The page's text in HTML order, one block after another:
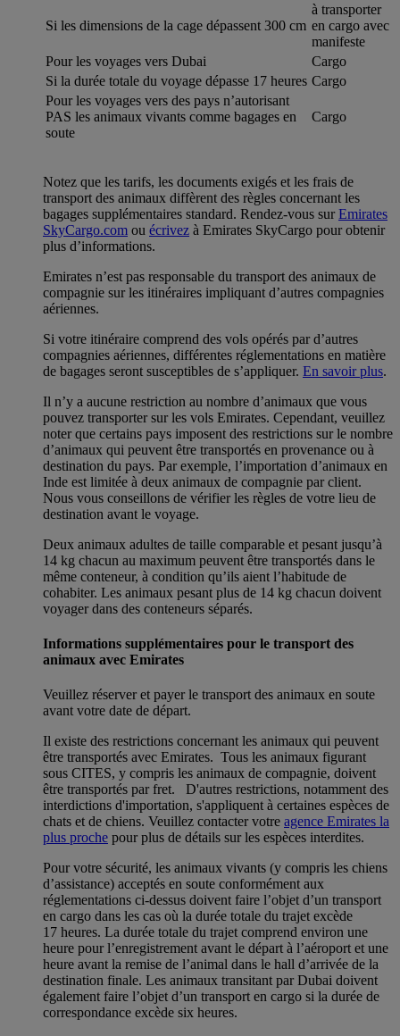
Si les dimensions de la cage dépassent 300 cm
à transporter
en cargo avec
manifeste
Pour les voyages vers Dubai
Cargo
Si la durée totale du voyage dépasse 17 heures Cargo
Pour les voyages vers des pays n’autorisant
PAS les animaux vivants comme bagages en
soute
Cargo
Notez que les tarifs, les documents exigés et les frais de
transport des animaux diffèrent des règles concernant les
bagages supplémentaires standard. Rendez-vous surEmirates
SkyCargo.com ou écrivez à Emirates SkyCargo pour obtenir
plus d’informations.
Emirates n’est pas responsable du transport des animaux de
compagnie sur les itinéraires impliquant d’autres compagnies
aériennes.
Si votre itinéraire comprend des vols opérés par d’autres
compagnies aériennes, différentes réglementations en matière
de bagages seront susceptibles de s’appliquer. En savoir plus.
Il n’y a aucune restriction au nombre d’animaux que vous
pouvez transporter sur les vols Emirates. Cependant, veuillez
noter que certains pays imposent des restrictions sur le nombre
d’animaux qui peuvent être transportés en provenance ou à
destination du pays. Par exemple, l’importation d’animaux en
Inde est limitée à deux animaux de compagnie par client.
Nous vous conseillons de vérifier les règles de votre lieu de
destination avant le voyage.
Deux animaux adultes de taille comparable et pesant jusqu’à
14 kg chacun au maximum peuvent être transportés dans le
même conteneur, à condition qu’ils aient l’habitude de
cohabiter. Les animaux pesant plus de 14 kg chacun doivent
voyager dans des conteneurs séparés.
Informations supplémentaires pour le transport des
animaux avec Emirates
Veuillez réserver et payer le transport des animaux en soute
avant votre date de départ.
Il existe des restrictions concernant les animaux qui peuvent
être transportés avec Emirates. Tous les animaux figurant
sous CITES, y compris les animaux de compagnie, doivent
être transportés par fret. D'autres restrictions, notamment des
interdictions d'importation, s'appliquent à certaines espèces de
chats et de chiens. Veuillez contacter votre agence Emirates la
plus proche pour plus de détails sur les espèces interdites.
Pour votre sécurité, les animaux vivants (y compris les chiens
d’assistance) acceptés en soute conformément aux
réglementations ci-dessus doivent faire l’objet d’un transport
en cargo dans les cas où la durée totale du trajet excède
17 heures. La durée totale du trajet comprend environ une
heure pour l’enregistrement avant le départ à l’aéroport et une
heure avant la remise de l’animal dans le hall d’arrivée de la
destination finale. Les animaux transitant par Dubai doivent
également faire l’objet d’un transport en cargo si la durée de
correspondance excède six heures.